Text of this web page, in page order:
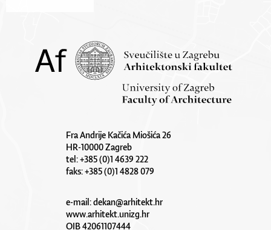
Fra Andrije Kačića Miošića 26
HR-10000 Zagreb
tel: +385 (0)1 4639 222
faks: +385 (0)1 4828 079
e-mail:dekan@arhitekt.hr
www.arhitekt.unizg.hr
OIB 42061107444